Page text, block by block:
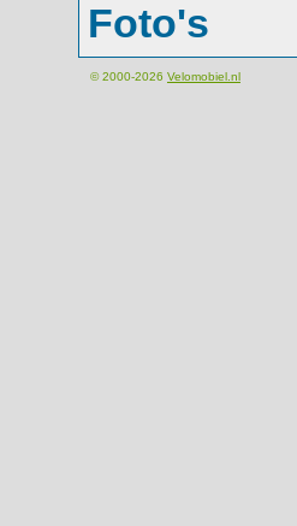
Foto's
© 2000-2026 Velomobiel.nl